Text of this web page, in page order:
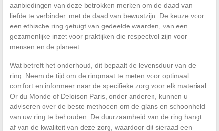
aanbiedingen van deze betrokken merken om de daad van
liefde te verbinden met de daad van bewustzijn. De keuze voor
een ethische ring getuigt van gedeelde waarden, van een
gezamenlijke inzet voor praktijken die respectvol zijn voor
mensen en de planeet.
Wat betreft het onderhoud, dit bepaalt de levensduur van de
ring. Neem de tijd om de ringmaat te meten voor optimaal
comfort en informeer naar de specifieke zorg voor elk materiaal.
Or du Monde of Deloison Paris, onder anderen, kunnen u
adviseren over de beste methoden om de glans en schoonheid
van uw ring te behouden. De duurzaamheid van de ring hangt
af van de kwaliteit van deze zorg, waardoor dit sieraad een